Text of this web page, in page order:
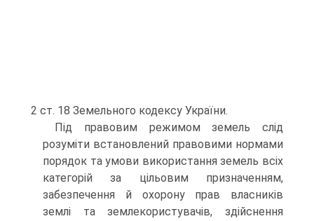
2 ст. 18 Земе­льного кодексу України.
Під правовим режимом земель слід
розуміти встановлений пра­вовими нормами
порядок та умови використання земель всіх
катего­рій за цільовим призначенням,
забезпечення й охорону прав власників
землі та землекористувачів, здійснення